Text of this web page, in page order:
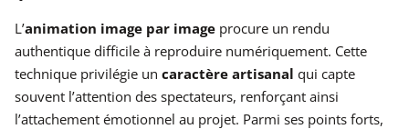
L’animation image par image procure un rendu
authentique difficile à reproduire numériquement. Cette
technique privilégie un caractère artisanal qui capte
souvent l’attention des spectateurs, renforçant ainsi
l’attachement émotionnel au projet. Parmi ses points forts,